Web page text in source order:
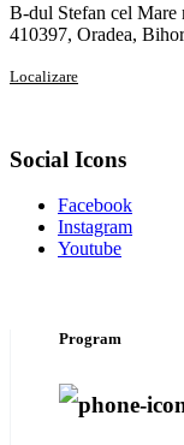
B-dul Stefan cel
410397, Oradea, Bihor
Localizare
Social Icons
Facebook
Instagram
Youtube
Program